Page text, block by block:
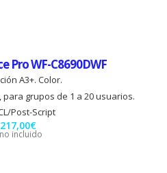
Pro WF-C8690DWF
A3+. Color.
para grupos de 1 a 20 usuarios.
Post-Script
€
incluido